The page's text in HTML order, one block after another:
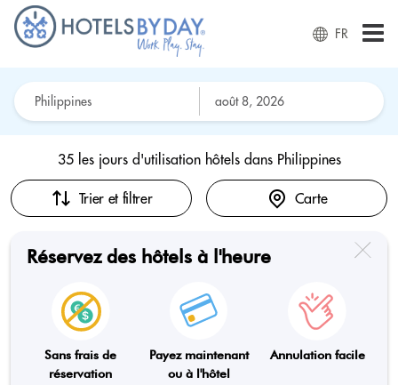
FR
35 les jours d'utilisation hôtels dans Philippines
Trier et filtrer Carte
Réservez des hôtels à l'heure
Sans frais de
réservation
Payez maintenant
ou à l'hôtel
Annulation facile